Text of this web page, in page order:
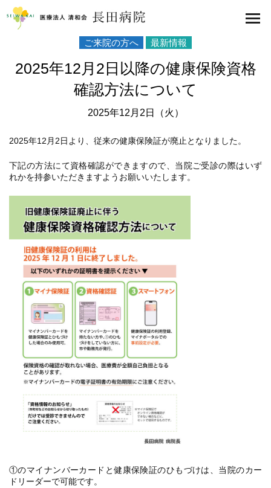
ご来院の方へ 最新情報
2025年12月2日以降の健康保険資格
確認方法について
2025年12月2日（火）
2025年12月2日より、従来の健康保険証が廃止となりました。
下記の方法にて資格確認ができますので、当院ご受診の際はいず
れかを持参いただきますようお願いいたします。
①のマイナンバーカードと健康保険証のひもづけは、当院のカー
ドリーダーで可能です。